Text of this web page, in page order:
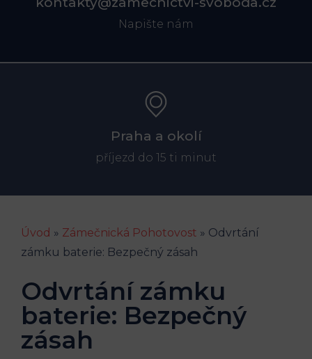
Napište nám
Praha a okolí
příjezd do 15 ti minut
Úvod » Zámečnická Pohotovost » Odvrtání
zámku baterie: Bezpečný zásah
Odvrtání zámku
baterie: Bezpečný
zásah